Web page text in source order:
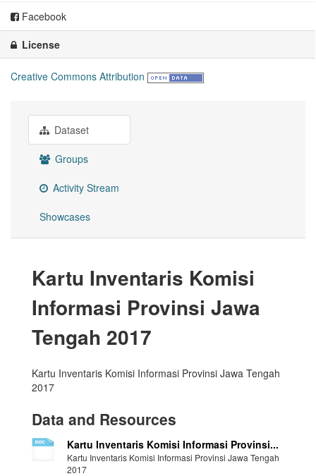
Facebook
License
Creative Commons Attribution
Dataset
Groups
Activity Stream
Showcases
Kartu Inventaris Komisi
Informasi Provinsi Jawa
Tengah 2017
Kartu Inventaris Komisi Informasi Provinsi Jawa Tengah
2017
Data and Resources
Kartu Inventaris Komisi Informasi Provinsi...
Kartu Inventaris Komisi Informasi Provinsi Jawa Tengah
2017